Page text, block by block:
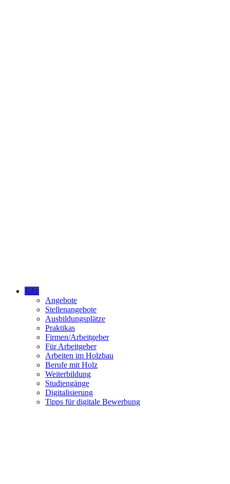
Jobs
Angebote
Stellenangebote
Ausbildungsplätze
Praktikas
Firmen/Arbeitgeber
Für Arbeitgeber
Arbeiten im Holzbau
Berufe mit Holz
Weiterbildung
Studiengänge
Digitalisierung
Tipps für digitale Bewerbung